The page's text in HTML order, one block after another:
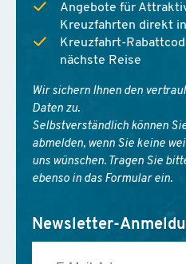
Angebote für
Kreuzfahrten direkt
Kreuzfahrt-
nächste Reise
Wir sichern Ihnen den
Daten zu.
Selbstverständlich können
abmelden, wenn Sie keine
uns wünschen. Tragen Sie
ebenso in das Formular ein.
Newsletter-